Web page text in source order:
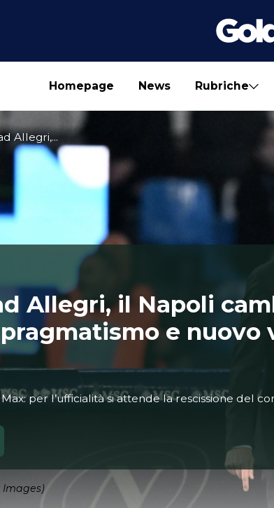
Homepage News Rubriche
Allegri,...
Allegri, il Napoli
e nuovo
per l’ufficialità si attende la rescissione del
Images)